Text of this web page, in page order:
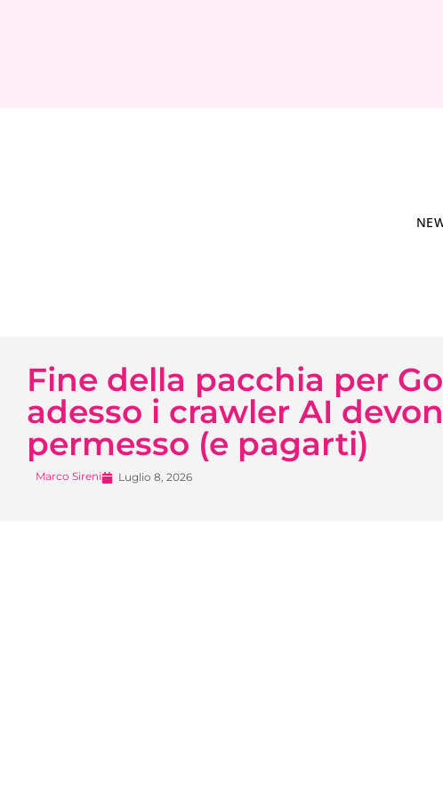
Fine della pacchia per
adesso i crawler AI
permesso (e pagarti)
Marco Sireni Luglio 8, 2026